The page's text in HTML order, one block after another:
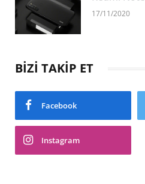
17/11/2020
BİZİ TAKİP ET
Facebook
Instagram